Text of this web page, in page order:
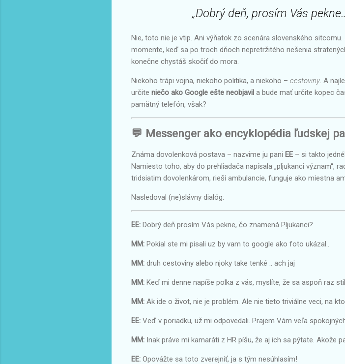
„Dobrý deň, prosím Vás
Nie, toto nie je vtip. Ani výňatok zo scenára slovenského
momente, keď sa po troch dňoch nepretržitého riešenia
konečne chystáš skočiť do mora.
Niekoho trápi vojna, niekoho politika, a niekoho – cestoviny. A
určite niečo ako Google ešte neobjavil a bude mať určite kopec
pamätný telefón, však?
💬 Messenger ako encyklopédia ľudskej
Známa dovolenková postava – nazvime ju pani EE – si takto
Namiesto toho, aby do prehliadača napísala „pljukanci význam“,
tridsiatim dovolenkárom, rieši ambulancie, funguje ako miestna
Nasledoval (ne)slávny dialóg:
EE: Dobrý deň prosím Vás pekne, čo znamená Pljukanci?
MM: Pokial ste mi pisali uz by vam to google ako foto ukázal..
MM: druh cestoviny alebo njoky take tenké .. ach jaj
MM: Keď mi denne napíše polka z vás, myslíte, že sa aspoň raz
MM: Ak ide o život, nie je problém. Ale nie tieto triviálne veci, na
EE: Veď v poriadku, už mi odpovedali. Prajem Vám veľa
MM: Inak práve mi kamaráti z HR píšu, že aj ich sa pýtate. Akože
EE: Opovážte sa toto zverejniť, ja s tým nesúhlasím!